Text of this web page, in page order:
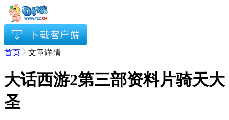
首页 文章详情
大话西游2第三部资料片骑天大
圣